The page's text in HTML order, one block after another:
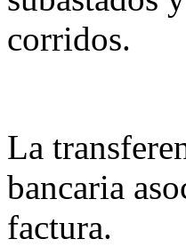
corridos.
La
bancaria
factura.